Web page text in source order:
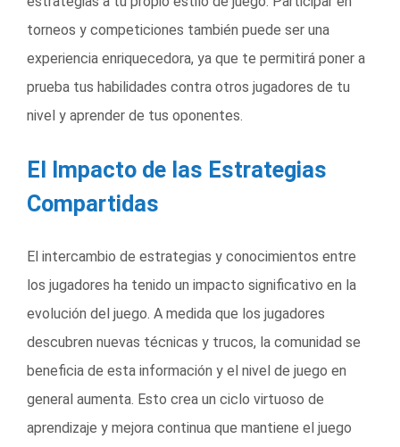
torneos y competiciones también puede ser una
experiencia enriquecedora, ya que te permitirá poner a
prueba tus habilidades contra otros jugadores de tu
nivel y aprender de tus oponentes.
El Impacto de las Estrategias
Compartidas
El intercambio de estrategias y conocimientos entre
los jugadores ha tenido un impacto significativo en la
evolución del juego. A medida que los jugadores
descubren nuevas técnicas y trucos, la comunidad se
beneficia de esta información y el nivel de juego en
general aumenta. Esto crea un ciclo virtuoso de
aprendizaje y mejora continua que mantiene el juego